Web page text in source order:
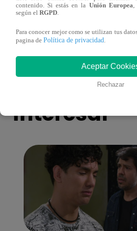
eres tú”: una historia de cartas y
También
interesar
contenido. Si estás en la Unión Europea,
según el RGPD.
Para conocer mejor como se utilizan tus
pagina de Política de privacidad.
Aceptar
Rechazar